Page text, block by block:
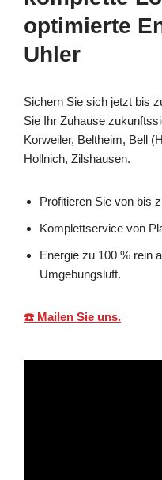
optimierte
Uhler
Sichern Sie sich jetzt bis
Sie Ihr Zuhause
Korweiler, Beltheim, Bell
Hollnich, Zilshausen.
Profitieren Sie von bis
Komplettservice von
Energie zu 100 % rein
Umgebungsluft.
☎️ Mailen Sie uns.